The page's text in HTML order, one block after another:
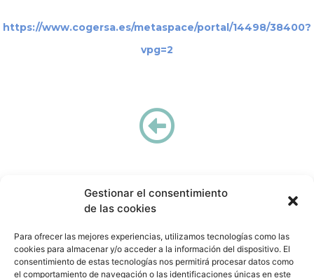
Gestionar el consentimiento
de las cookies
Para ofrecer las mejores experiencias, utilizamos tecnologías como las
cookies para almacenar y/o acceder a la información del dispositivo. El
consentimiento de estas tecnologías nos permitirá procesar datos como
el comportamiento de navegación o las identificaciones únicas en este
https://www.cogersa.es/metaspace/portal/14498/38400?
vpg=2
Cátedra COGERSA Economía Circular
catedracogersa@uniovi.es